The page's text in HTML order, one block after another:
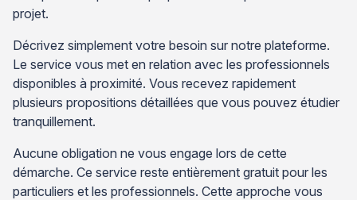
projet.
Décrivez simplement votre besoin sur notre plateforme.
Le service vous met en relation avec les professionnels
disponibles à proximité. Vous recevez rapidement
plusieurs propositions détaillées que vous pouvez étudier
tranquillement.
Aucune obligation ne vous engage lors de cette
démarche. Ce service reste entièrement gratuit pour les
particuliers et les professionnels. Cette approche vous